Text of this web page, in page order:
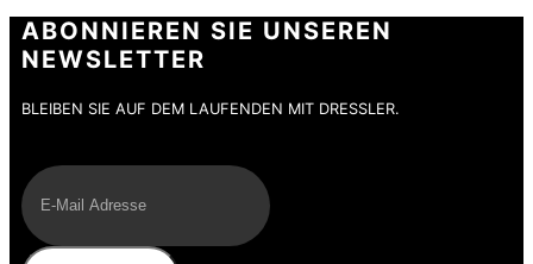
ABONNIEREN SIE UNSEREN
NEWSLETTER
BLEIBEN SIE AUF DEM LAUFENDEN MIT DRESSLER.